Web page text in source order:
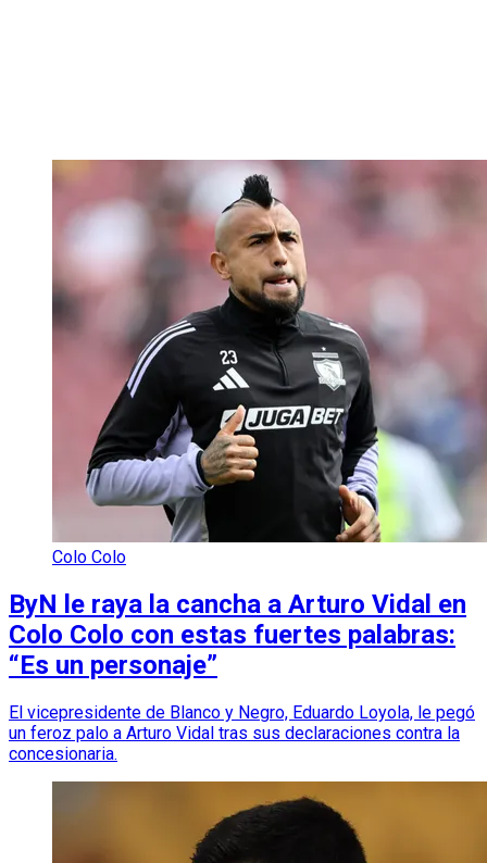
Colo Colo
ByN le raya la cancha a Arturo Vidal en
Colo Colo con estas fuertes palabras:
“Es un personaje”
El vicepresidente de Blanco y Negro, Eduardo Loyola, le pegó
un feroz palo a Arturo Vidal tras sus declaraciones contra la
concesionaria.